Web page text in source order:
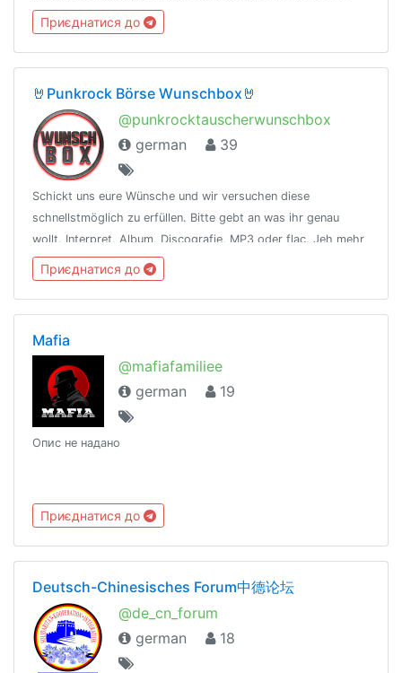
Приєднатися до
🤘Punkrock Börse Wunschbox🤘
@punkrocktauscherwunschbox
german
39
Schickt uns eure Wünsche und wir versuchen diese
schnellstmöglich zu erfüllen. Bitte gebt an was ihr genau
wollt. Interpret, Album, Discografie, MP3 oder flac. Jeh mehr
Infos desto besser. Let's Rock 🤘Kanal:
https://t.me/punkrocktauscher
Приєднатися до
Mafia
@mafiafamiliee
german
19
Опис не надано
Приєднатися до
Deutsch-Chinesisches Forum中德论坛
@de_cn_forum
german
18